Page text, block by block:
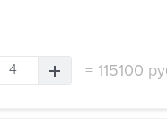
4 = 115100